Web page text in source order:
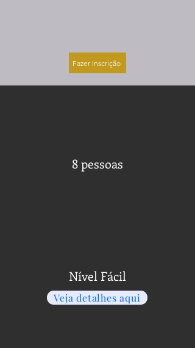
Fazer Inscrição
8 pessoas
Nível Fácil
Veja detalhes aqui